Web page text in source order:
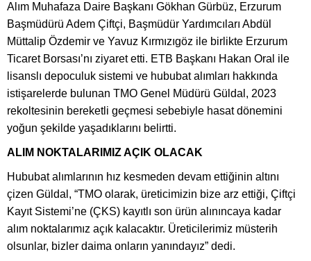
Alım Muhafaza Daire Başkanı Gökhan Gürbüz, Erzurum
Başmüdürü Adem Çiftçi, Başmüdür Yardımcıları Abdül
Müttalip Özdemir ve Yavuz Kırmızıgöz ile birlikte Erzurum
Ticaret Borsası’nı ziyaret etti. ETB Başkanı Hakan Oral ile
lisanslı depoculuk sistemi ve hububat alımları hakkında
istişarelerde bulunan TMO Genel Müdürü Güldal, 2023
rekoltesinin bereketli geçmesi sebebiyle hasat dönemini
yoğun şekilde yaşadıklarını belirtti.
ALIM NOKTALARIMIZ AÇIK OLACAK
Hububat alımlarının hız kesmeden devam ettiğinin altını
çizen Güldal, “TMO olarak, üreticimizin bize arz ettiği, Çiftçi
Kayıt Sistemi’ne (ÇKS) kayıtlı son ürün alınıncaya kadar
alım noktalarımız açık kalacaktır. Üreticilerimiz müsterih
olsunlar, bizler daima onların yanındayız” dedi.